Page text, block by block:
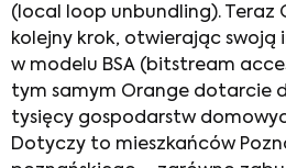
(local loop unbundling). Teraz
kolejny krok, otwierając swoją
w modelu BSA (bitstream
tym samym Orange dotarcie
tysięcy gospodarstw
Dotyczy to mieszkańców